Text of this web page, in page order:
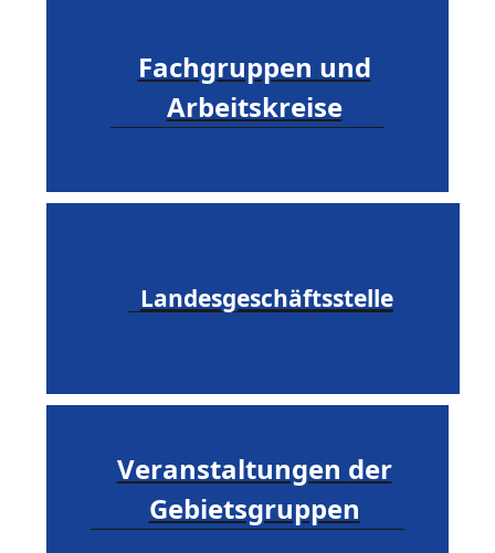
Fachgruppen und
Arbeitskreise
Landesgeschäftsstelle
Veranstaltungen der
Gebietsgruppen